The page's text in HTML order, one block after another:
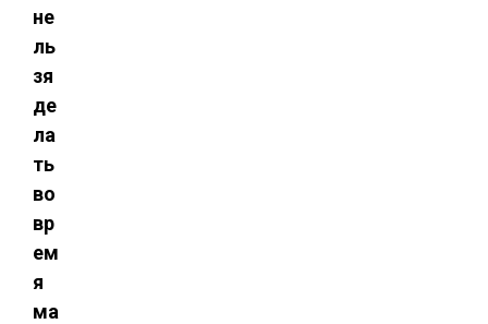
не
ль
зя
де
ла
ть
во
вр
ем
я
ма